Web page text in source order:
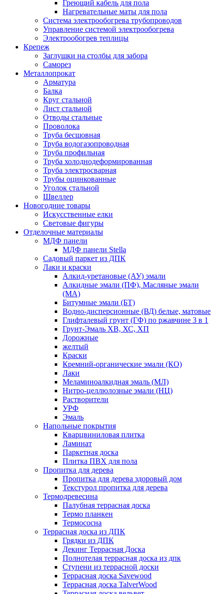
Греющий кабель для пола
Нагревательные маты для пола
Система электрообогрева трубопроводов
Управление системой электрообогрева
Электрообогрев теплицы
Крепеж
Заглушки на столбы для забора
Саморез
Металлопрокат
Арматура
Балка
Круг стальной
Лист стальной
Отводы стальные
Проволока
Труба бесшовная
Труба водогазопроводная
Труба профильная
Труба холоднодеформированная
Труба электросварная
Трубы оцинкованные
Уголок стальной
Швеллер
Новогодние товары
Искусственные елки
Световые фигуры
Отделочные материалы
МДФ панели
МДФ панели Stella
Садовый паркет из ДПК
Лаки и краски
Алкид-уретановые (АУ) эмали
Алкидные эмали (ПФ), Масляные эмали
(МА)
Битумные эмали (БТ)
Водно-дисперсионные (ВД) белые, матовые
Глифталевый грунт (ГФ) по ржавчине 3 в 1
Грунт-Эмаль ХВ, ХС, ХП
Дорожные
желтый
Краски
Кремний-органические эмали (КО)
Лаки
Меламиноалкидная эмаль (МЛ)
Нитро-целлюлозные эмали (НЦ)
Растворители
УРФ
Эмаль
Напольные покрытия
Кварцвиниловая плитка
Ламинат
Паркетная доска
Плитка ПВХ для пола
Пропитка для дерева
Пропитка для дерева здоровый дом
Текстурол пропитка для дерева
Термодревесина
Палубная террасная доска
Термо планкен
Термососна
Террасная доска из ДПК
Грядки из ДПК
Декинг Террасная Доска
Полнотелая террасная доска из дпк
Ступени из террасной доски
Террасная доска Savewood
Террасная доска TalverWood